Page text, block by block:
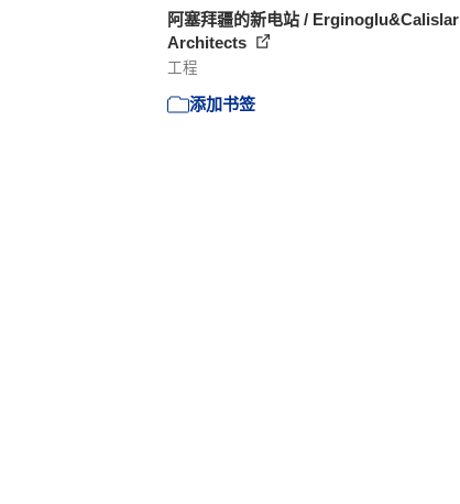
阿塞拜疆的新电站 / Erginoglu&Calislar
Architects
工程
添加书签